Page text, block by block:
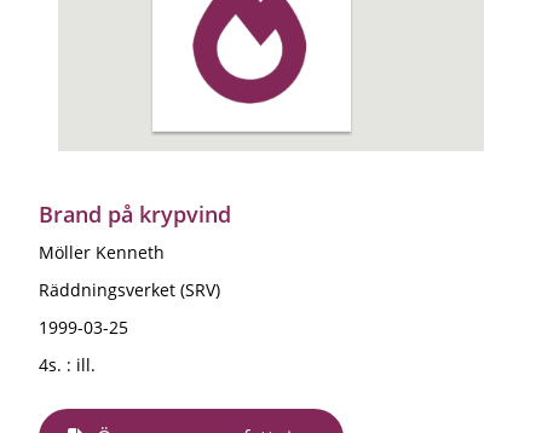
Brand på krypvind
Möller Kenneth
Räddningsverket (SRV)
1999-03-25
4s. : ill.